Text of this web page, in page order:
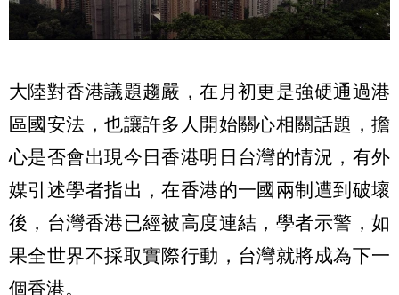
大陸對香港議題趨嚴，在月初更是強硬通過港
區國安法，也讓許多人開始關心相關話題，擔
心是否會出現今日香港明日台灣的情況，有外
媒引述學者指出，在香港的一國兩制遭到破壞
後，台灣香港已經被高度連結，學者示警，如
果全世界不採取實際行動，台灣就將成為下一
個香港。